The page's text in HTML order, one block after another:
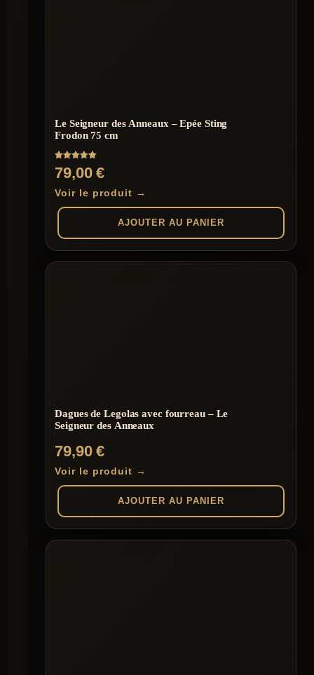
Le Seigneur des Anneaux – Epée Sting
Frodon 75 cm
Note
5.00
sur 5
79,00€
Voir le produit →
AJOUTER AU PANIER
Dagues de Legolas avec fourreau – Le
Seigneur des Anneaux
79,90€
Voir le produit →
AJOUTER AU PANIER